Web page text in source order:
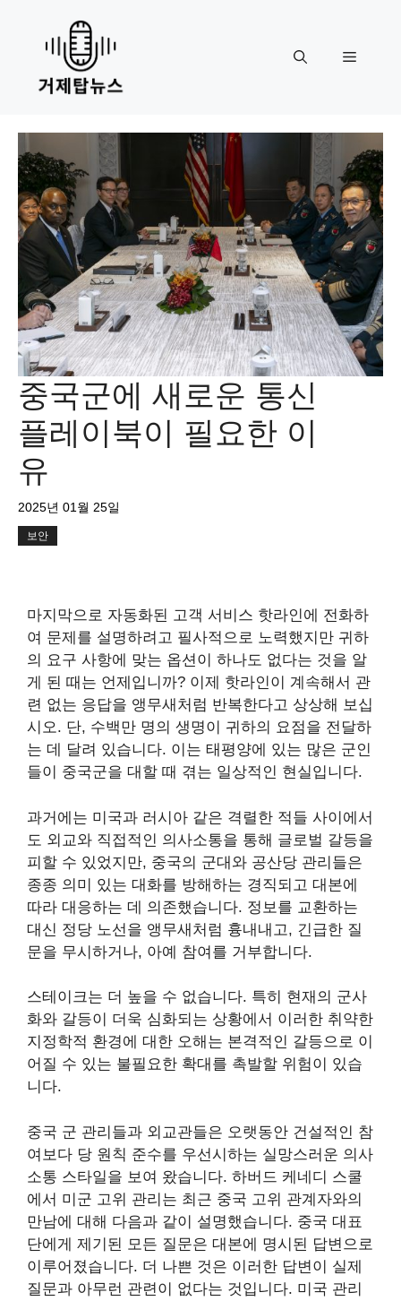
content
Menu
중국군에 새로운 통신
플레이북이 필요한 이
유
2025년 01월 25일
보안
마지막으로 자동화된 고객 서비스 핫라인에 전화하
여 문제를 설명하려고 필사적으로 노력했지만 귀하
의 요구 사항에 맞는 옵션이 하나도 없다는 것을 알
게 된 때는 언제입니까? 이제 핫라인이 계속해서 관
련 없는 응답을 앵무새처럼 반복한다고 상상해 보십
시오. 단, 수백만 명의 생명이 귀하의 요점을 전달하
는 데 달려 있습니다. 이는 태평양에 있는 많은 군인
들이 중국군을 대할 때 겪는 일상적인 현실입니다.
과거에는 미국과 러시아 같은 격렬한 적들 사이에서
도 외교와 직접적인 의사소통을 통해 글로벌 갈등을
피할 수 있었지만, 중국의 군대와 공산당 관리들은
종종 의미 있는 대화를 방해하는 경직되고 대본에
따라 대응하는 데 의존했습니다. 정보를 교환하는
대신 정당 노선을 앵무새처럼 흉내내고, 긴급한 질
문을 무시하거나, 아예 참여를 거부합니다.
스테이크는 더 높을 수 없습니다. 특히 현재의 군사
화와 갈등이 더욱 심화되는 상황에서 이러한 취약한
지정학적 환경에 대한 오해는 본격적인 갈등으로 이
어질 수 있는 불필요한 확대를 촉발할 위험이 있습
니다.
중국 군 관리들과 외교관들은 오랫동안 건설적인 참
여보다 당 원칙 준수를 우선시하는 실망스러운 의사
소통 스타일을 보여 왔습니다. 하버드 케네디 스쿨
에서 미군 고위 관리는 최근 중국 고위 관계자와의
만남에 대해 다음과 같이 설명했습니다. 중국 대표
단에게 제기된 모든 질문은 대본에 명시된 답변으로
이루어졌습니다. 더 나쁜 것은 이러한 답변이 실제
질문과 아무런 관련이 없다는 것입니다. 미국 관리